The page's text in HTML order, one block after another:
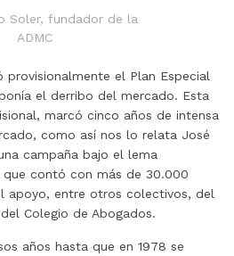
Soler, fundador de la
ADMC
provisionalmente el Plan Especial
el derribo del mercado. Esta
marcó cinco años de intensa
como así nos lo relata José
campaña bajo el lema
que contó con más de 30.000
apoyo, entre otros colectivos, del
Colegio de Abogados.
años hasta que en 1978 se